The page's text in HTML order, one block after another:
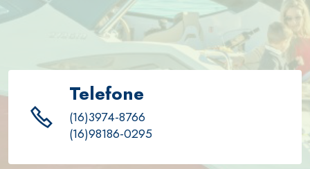
Telefone
(16)3974-8766
(16)98186-0295